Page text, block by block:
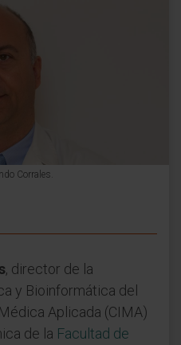
Corrales.
, director de la
y Bioinformática del
Aplicada (CIMA)
de la Facultad de